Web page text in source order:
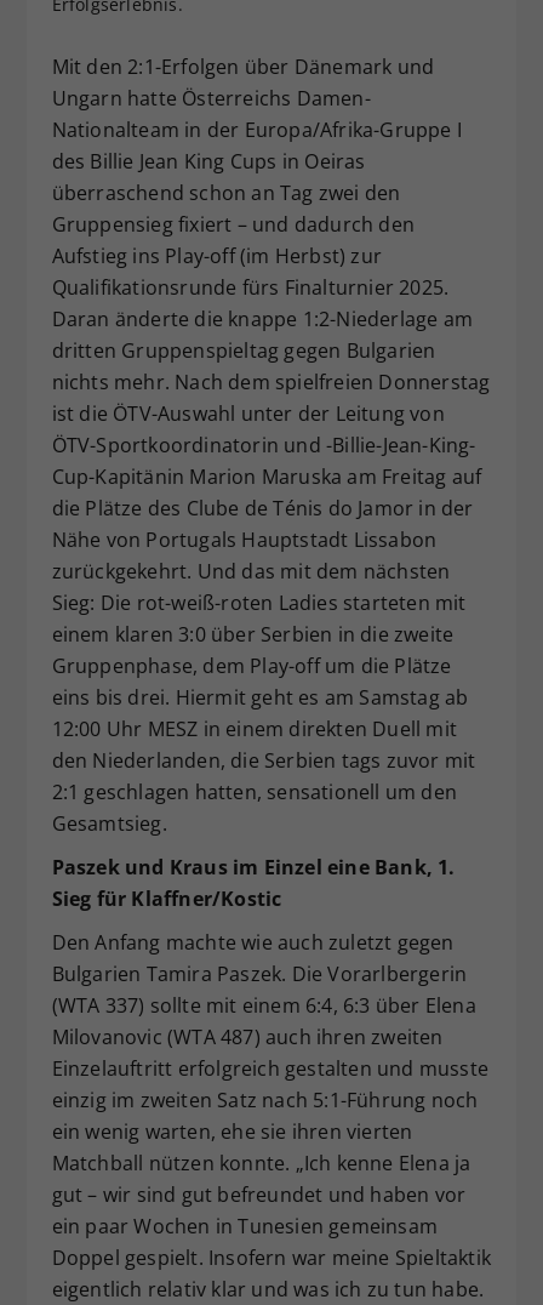
Mit den 2:1-Erfolgen über Dänemark und
Ungarn hatte Österreichs Damen-
Nationalteam in der Europa/Afrika-Gruppe I
des Billie Jean King Cups in Oeiras
überraschend schon an Tag zwei den
Gruppensieg fixiert – und dadurch den
Aufstieg ins Play-off (im Herbst) zur
Qualifikationsrunde fürs Finalturnier 2025.
Daran änderte die knappe 1:2-Niederlage am
dritten Gruppenspieltag gegen Bulgarien
nichts mehr. Nach dem spielfreien Donnerstag
ist die ÖTV-Auswahl unter der Leitung von
ÖTV-Sportkoordinatorin und -Billie-Jean-King-
Cup-Kapitänin Marion Maruska am Freitag auf
die Plätze des Clube de Ténis do Jamor in der
Nähe von Portugals Hauptstadt Lissabon
zurückgekehrt. Und das mit dem nächsten
Sieg: Die rot-weiß-roten Ladies starteten mit
einem klaren 3:0 über Serbien in die zweite
Gruppenphase, dem Play-off um die Plätze
eins bis drei. Hiermit geht es am Samstag ab
12:00 Uhr MESZ in einem direkten Duell mit
den Niederlanden, die Serbien tags zuvor mit
2:1 geschlagen hatten, sensationell um den
Gesamtsieg.
Paszek und Kraus im Einzel eine Bank, 1.
Sieg für Klaffner/Kostic
Den Anfang machte wie auch zuletzt gegen
Bulgarien Tamira Paszek. Die Vorarlbergerin
(WTA 337) sollte mit einem 6:4, 6:3 über Elena
Milovanovic (WTA 487) auch ihren zweiten
Einzelauftritt erfolgreich gestalten und musste
einzig im zweiten Satz nach 5:1-Führung noch
ein wenig warten, ehe sie ihren vierten
Matchball nützen konnte. „Ich kenne Elena ja
gut – wir sind gut befreundet und haben vor
ein paar Wochen in Tunesien gemeinsam
Doppel gespielt. Insofern war meine Spieltaktik
eigentlich relativ klar und was ich zu tun habe.
Zweck
Einstellungen. Unter anderem eine
zufällig generierte ID, für die
historische Speicherung Ihrer
vorgenommen Einstellungen, falls der
Webseiten-Betreiber dies eingestellt
hat.